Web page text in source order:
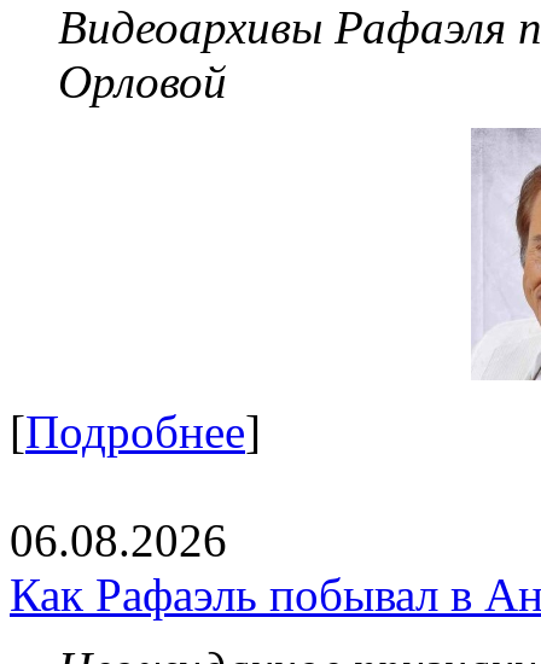
Видеоархивы Рафаэля
Орловой
[Подробнее]
06.08.2026
Как Рафаэль побывал в